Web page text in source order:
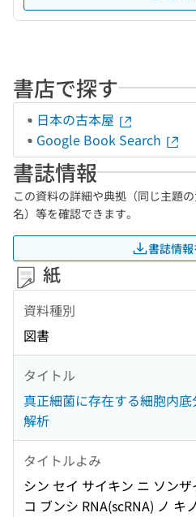
書店で探す
日本の古本屋
Google Book Search
書誌情報
この資料の詳細や典拠（同じ主題
名）等を確認できます。
書誌情
紙
資料種別
図書
タイトル
真正細菌に存在する細胞内
解析
タイトルよみ
シン セイ サイキン ニ ソン
コ ブンシ RNA(scRNA) ノ キ